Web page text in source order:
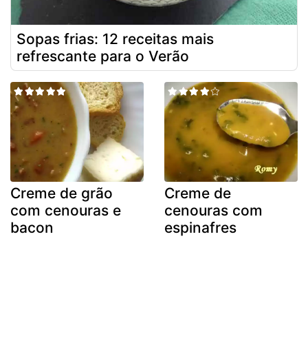
Sopas frias: 12 receitas mais
refrescante para o Verão
Creme de grão
com cenouras e
bacon
Creme de
cenouras com
espinafres